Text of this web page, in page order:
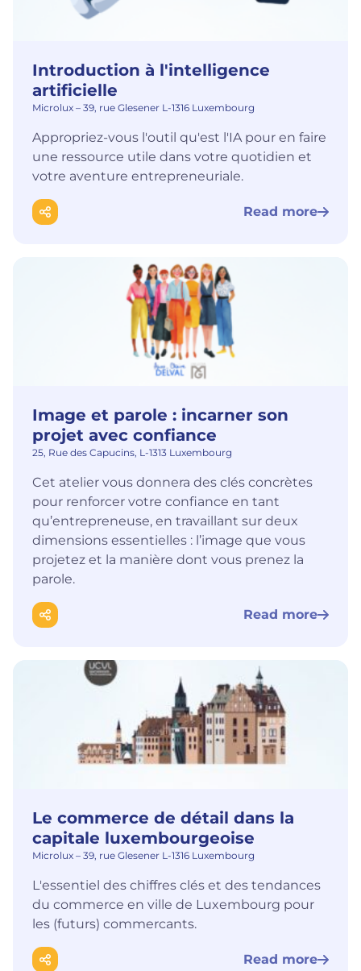
Introduction à l'intelligence
artificielle
Microlux – 39, rue Glesener L-1316 Luxembourg
Appropriez-vous l'outil qu'est l'IA pour en faire
une ressource utile dans votre quotidien et
votre aventure entrepreneuriale.
Read more
Image et parole : incarner son
projet avec confiance
25, Rue des Capucins, L-1313 Luxembourg
Cet atelier vous donnera des clés concrètes
pour renforcer votre confiance en tant
qu’entrepreneuse, en travaillant sur deux
dimensions essentielles : l’image que vous
projetez et la manière dont vous prenez la
parole.
Read more
Le commerce de détail dans la
capitale luxembourgeoise
Microlux – 39, rue Glesener L-1316 Luxembourg
L'essentiel des chiffres clés et des tendances
du commerce en ville de Luxembourg pour
les (futurs) commercants.
Read more